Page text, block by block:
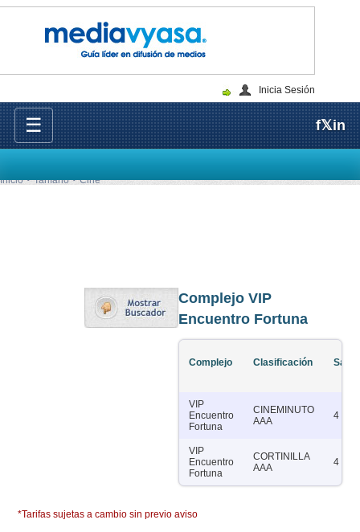
Inicia Sesión
☰ f𝕏in
Inicio Tarifario Cine
Complejo VIP
Encuentro Fortuna
Complejo Clasificación Salas
VIP
Encuentro
Fortuna
CINEMINUTO
AAA
4
VIP
Encuentro
Fortuna
CORTINILLA
AAA
4
*Tarifas sujetas a cambio sin previo aviso